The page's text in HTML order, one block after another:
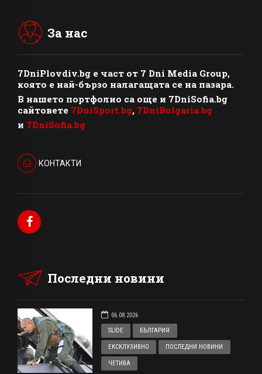
За нас
7DniPlovdiv.bg e част от 7 Dni Media Group,
която е най-бързо налагащата се на пазара.
В нашето портфолио са още и 7DniSofia.bg
сайтовете 7DniSport.bg, 7DniBulgaria.bg
и 7DniSofia.bg
КОНТАКТИ
Последни новини
06.08.2026
SLIDE
БЪЛГАРИЯ
ЕКСКЛУЗИВНО ПОСЛЕДНИ НОВИНИ
ЧЕТИВА